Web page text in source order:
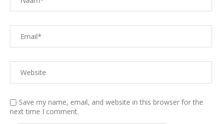
Save my name, email, and website in this browser for the
next time I comment.